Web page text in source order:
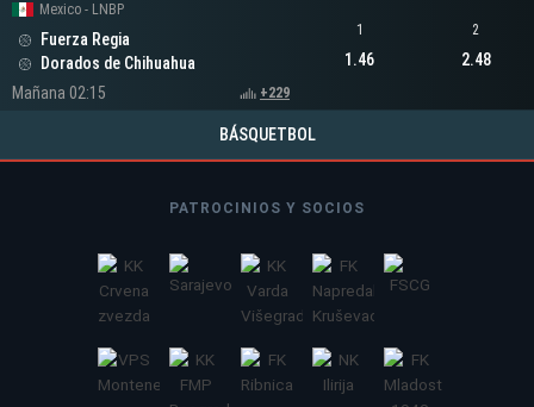
Mexico - LNBP
Fuerza Regia
Dorados de Chihuahua
Mañana 02:15
+229
1
1.46
2
2.48
BÁSQUETBOL
PATROCINIOS Y SOCIOS